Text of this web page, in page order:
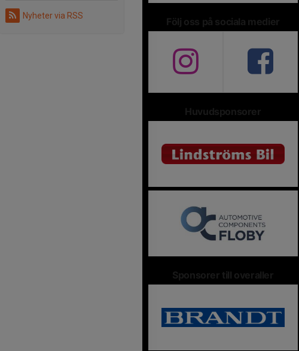
Nyheter via RSS
Följ oss på sociala medier
Huvudsponsorer
Sponsorer till overaller